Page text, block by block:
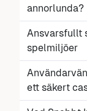
annorlunda?
Ansvarsfullt
spelmiljöer
ett säkert